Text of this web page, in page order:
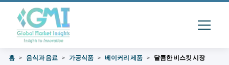
홈 음식과 음료 가공식품 베이커리 제품 달콤한 비스킷 시장